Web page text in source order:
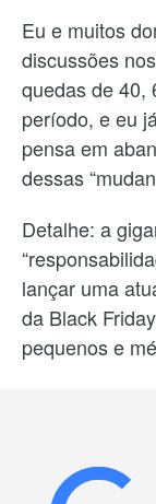
Eu e muitos
discussões
quedas de 40,
período, e eu
pensa em
dessas
Detalhe: a
lançar uma
da Black
pequenos e